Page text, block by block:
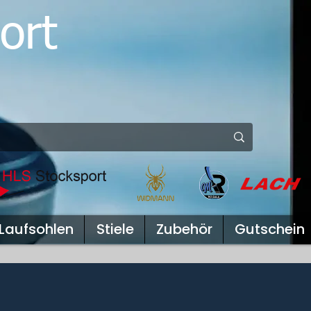
Laufsohlen Stiele Zubehör Gutschein